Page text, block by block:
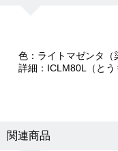
色：ライトマゼンタ（
詳細：ICLM80L（と
関連商品